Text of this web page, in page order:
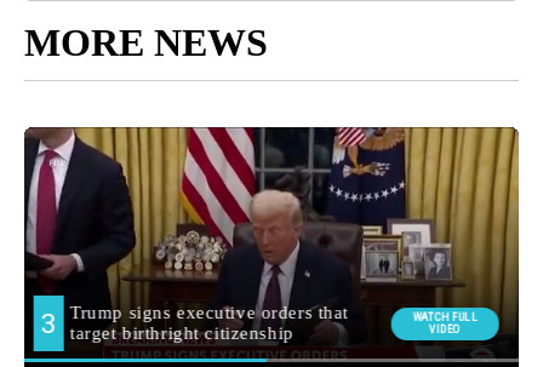
MORE NEWS